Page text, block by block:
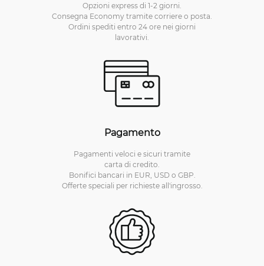
Opzioni express di 1-2 giorni.
Consegna Economy tramite corriere o posta.
Ordini spediti entro 24 ore nei giorni
lavorativi.
Pagamento
Pagamenti veloci e sicuri tramite
carta di credito.
Bonifici bancari in EUR, USD o GBP.
Offerte speciali per richieste all'ingrosso.